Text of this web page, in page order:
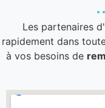
Les partenaires d'
rapidement dans
à vos besoins de